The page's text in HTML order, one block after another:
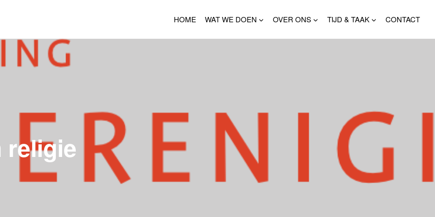
HOME WAT WE DOEN OVER ONS TIJD & TAAK CONTACT
religie